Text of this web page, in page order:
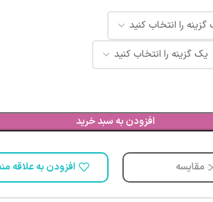
افزودن به سبد خرید
مقایسه افزودن به علاقه